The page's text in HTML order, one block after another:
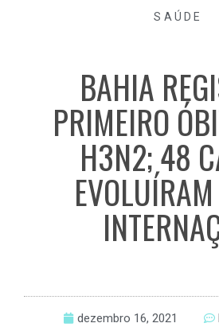
SAÚDE
BAHIA
PRIMEIRO
H3N2; 48
dezembro 16, 2021